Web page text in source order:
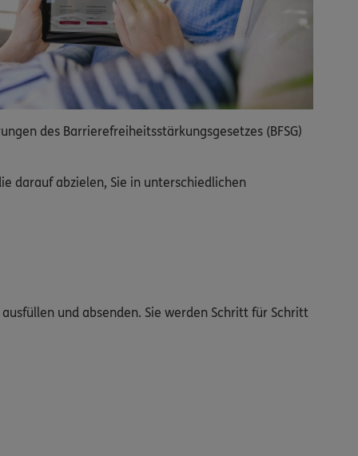
des Barrierefreiheitsstärkungsgesetzes (BFSG)
darauf abzielen, Sie in unterschiedlichen
und absenden. Sie werden Schritt für Schritt